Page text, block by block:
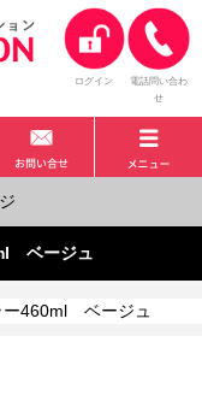
ログイン
電話問い合わ
せ
ベージュ